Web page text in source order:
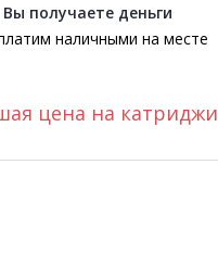
Вы получаете деньги
наличными на месте
цена на катриджи